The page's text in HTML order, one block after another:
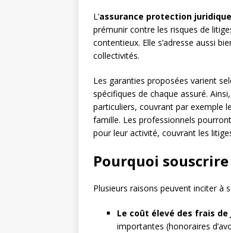
L’assurance protection juridique
prémunir contre les risques de
contentieux. Elle s’adresse aussi
collectivités.
Les garanties proposées varient
spécifiques de chaque assuré.
particuliers, couvrant par exemple
famille. Les professionnels
pour leur activité, couvrant les
Pourquoi
Plusieurs raisons peuvent inciter à
Le coût élevé des frais
importantes (honoraires